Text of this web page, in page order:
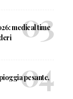
medical time
pesante,